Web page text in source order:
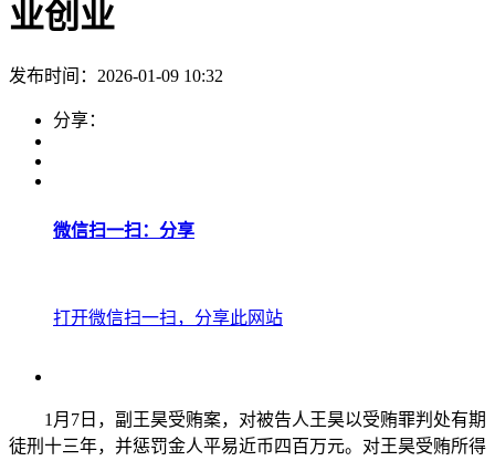
业创业
发布时间：2026-01-09 10:32
分享：
微信扫一扫：分享
打开微信扫一扫，分享此网站
1月7日，副王昊受贿案，对被告人王昊以受贿罪判处有期
徒刑十三年，并惩罚金人平易近币四百万元。对王昊受贿所得